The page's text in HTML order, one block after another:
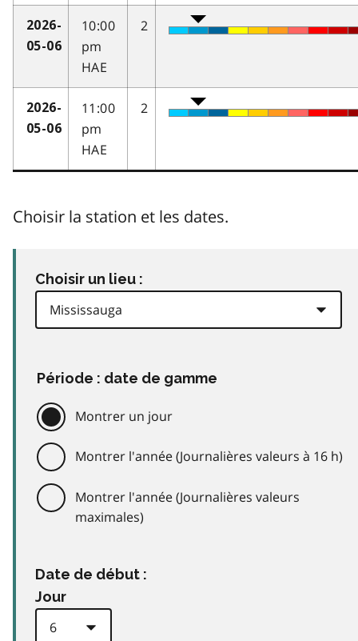
2026-
05-06
10:00
pm
HAE
2
2026-
05-06
11:00
pm
HAE
2
Choisir la station et les dates.
Choisir un lieu :
Période : date de gamme
Montrer un jour
Montrer l'année (Journalières valeurs à 16 h)
Montrer l'année (Journalières valeurs
maximales)
Date de début :
Jour